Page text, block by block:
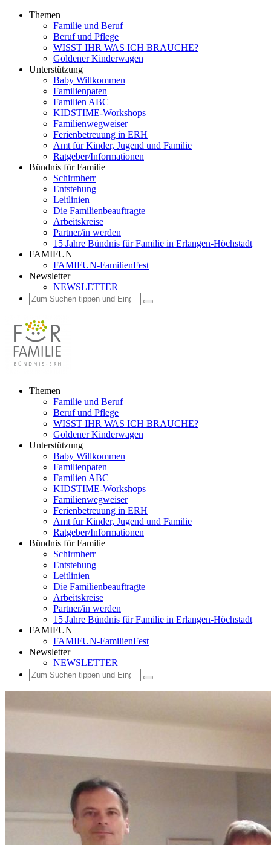
Themen
Familie und Beruf
Beruf und Pflege
WISST IHR WAS ICH BRAUCHE?
Goldener Kinderwagen
Unterstützung
Baby Willkommen
Familienpaten
Familien ABC
KIDSTIME-Workshops
Familienwegweiser
Ferienbetreuung in ERH
Amt für Kinder, Jugend und Familie
Ratgeber/Informationen
Bündnis für Familie
Schirmherr
Entstehung
Leitlinien
Die Familienbeauftragte
Arbeitskreise
Partner/in werden
15 Jahre Bündnis für Familie in Erlangen-Höchstadt
FAMIFUN
FAMIFUN-FamilienFest
Newsletter
NEWSLETTER
Suchen
Suchen
nach:
Suchen
Zum
Themen
Familie und Beruf
Beruf und Pflege
WISST IHR WAS ICH BRAUCHE?
Goldener Kinderwagen
Unterstützung
Baby Willkommen
Familienpaten
Familien ABC
KIDSTIME-Workshops
Familienwegweiser
Ferienbetreuung in ERH
Amt für Kinder, Jugend und Familie
Ratgeber/Informationen
Bündnis für Familie
Schirmherr
Entstehung
Leitlinien
Die Familienbeauftragte
Arbeitskreise
Partner/in werden
15 Jahre Bündnis für Familie in Erlangen-Höchstadt
FAMIFUN
FAMIFUN-FamilienFest
Newsletter
NEWSLETTER
Suchen
Suchen
nach:
Suchen